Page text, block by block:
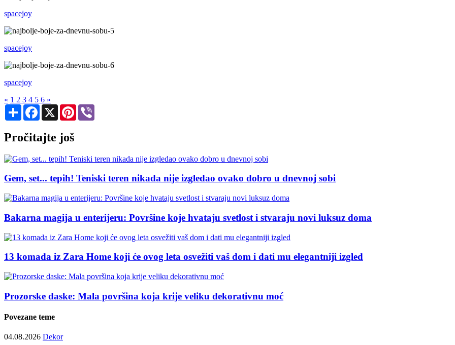
spacejoy
spacejoy
spacejoy
« 1 2 3 4 5 6 »
Share Facebook
X Pinterest
Pročitajte još
Gem, set... tepih! Teniski teren nikada nije izgledao ovako dobro u dnevnoj sobi
Bakarna magija u enterijeru: Površine koje hvataju svetlost i stvaraju novi luksuz doma
13 komada iz Zara Home koji će ovog leta osvežiti vaš dom i dati mu elegantniji izgled
Prozorske daske: Mala površina koja krije veliku dekorativnu moć
Povezane teme
04.08.2026 Dekor